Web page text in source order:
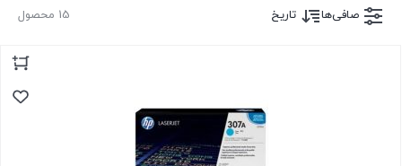
15 محصول صافی‌ها تاریخ